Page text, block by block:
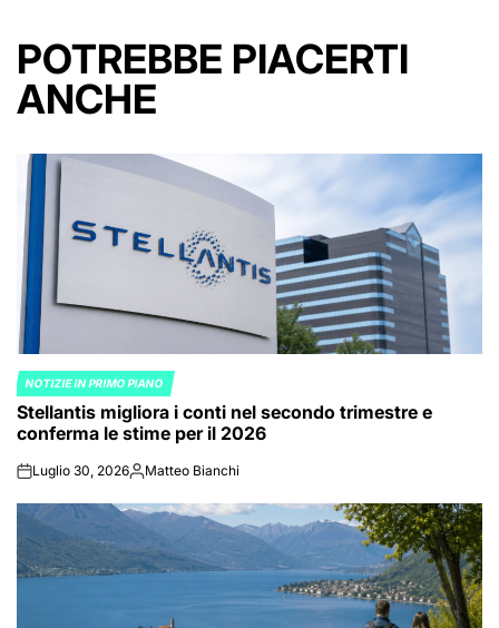
POTREBBE PIACERTI
ANCHE
POSTED
IN
NOTIZIE IN PRIMO PIANO
Stellantis migliora i conti nel secondo trimestre e
conferma le stime per il 2026
onLuglio 30, 2026Posted
Matteo Bianchi